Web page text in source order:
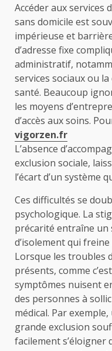
Accéder aux services
sans domicile est
impérieuse et
d’adresse fixe
administratif,
services sociaux ou
santé. Beaucoup
les moyens
d’accès aux soins.
vigorzen.fr
L’absence
exclusion sociale,
l’écart d’un système
Ces difficultés se
psychologique. La
précarité entraîne
d’isolement qui
Lorsque les troubles
présents, comme
symptômes nuisent
des personnes à
médical. Par
grande exclusion
facilement s’éloigner